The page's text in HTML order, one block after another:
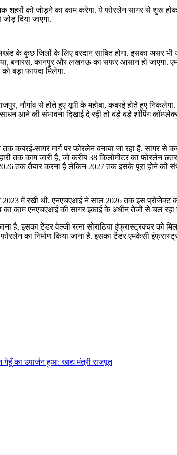
को जोड़ने का काम करेगा. ये फोरलेन सागर से शुरू
दिया जाएगा.
के कुछ जिलों के लिए वरदान साबित होगा. इसका असर
बनारस, कानपुर और लखनऊ का सफर आसान हो जाएगा.
बड़ा फायदा मिलेगा.
नौगांव से होते हुए यूपी के महोबा, कबरई होते हुए
आने की संभावना दिखाई दे रही तो बड़े बड़े शॉपिंग
कबरई-सागर मार्ग पर फोरलेन बनाया जा रहा है. सागर से
तक काम जारी है, जो करीब 38 किलोमीटर का
तक तैयार करना है लेकिन 2027 तक इसके पूरा होने की
में रखी थी. एनएचएआई ने साल 2026 तक इस प्रोजेक्ट
का काम एनएचएआई की सागर इकाई के अधीन तेजी से चल रहा
है, इसका टेंडर वेल्जी रत्ना सोराठिया इंफ्रास्ट्रक्चर
का निर्माण किया जाना है. इसका टेंडर एमकेसी
का उपार्जन हुआ: खाद्य मंत्री राजपूत